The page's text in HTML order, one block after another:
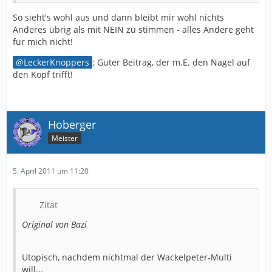
So sieht's wohl aus und dann bleibt mir wohl nichts
Anderes übrig als mit NEIN zu stimmen - alles Andere geht
für mich nicht!
LeckerKnoppers : Guter Beitrag, der m.E. den Nagel auf
den Kopf trifft!
Hoberger
Meister
5. April 2011 um 11:20
Zitat
Original von Bazi
Utopisch, nachdem nichtmal der Wackelpeter-Multi
will...